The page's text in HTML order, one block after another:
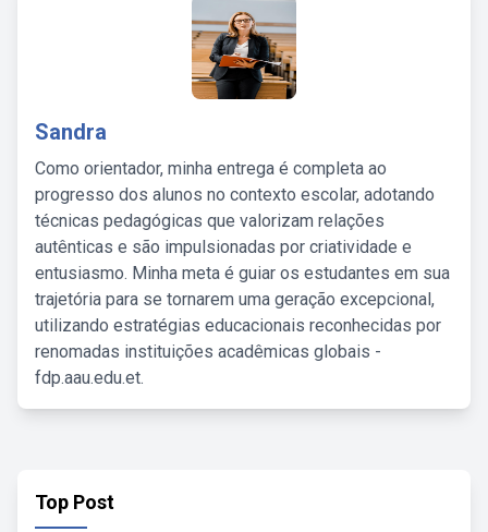
Sandra
Como orientador, minha entrega é completa ao
progresso dos alunos no contexto escolar, adotando
técnicas pedagógicas que valorizam relações
autênticas e são impulsionadas por criatividade e
entusiasmo. Minha meta é guiar os estudantes em sua
trajetória para se tornarem uma geração excepcional,
utilizando estratégias educacionais reconhecidas por
renomadas instituições acadêmicas globais -
fdp.aau.edu.et.
Top Post